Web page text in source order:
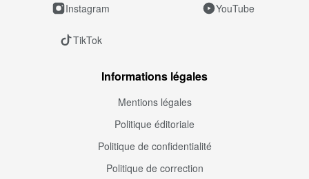
Instagram YouTube
TikTok
Informations légales
Mentions légales
Politique éditoriale
Politique de confidentialité
Politique de correction